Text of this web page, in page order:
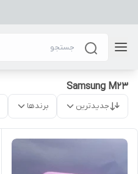
Samsung M23
جدیدترین برندها